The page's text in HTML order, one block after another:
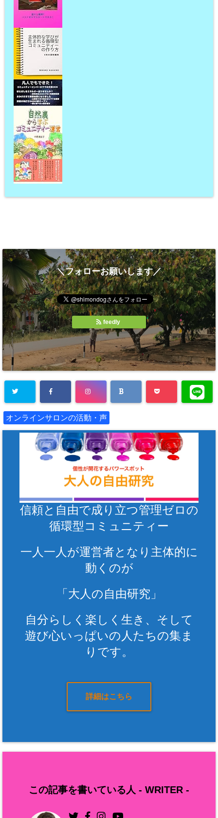
＼フォローお願いします／
feedly
オンラインサロンの活動・声
信頼と自由で成り立つ管理ゼロの
循環型コミュニティー
一人一人が運営者となり主体的に
動くのが
「大人の自由研究」
自分らしく楽しく生き、そして
遊び心いっぱいの人たちの集ま
りです。
詳細はこちら
この記事を書いている人 - WRITER -